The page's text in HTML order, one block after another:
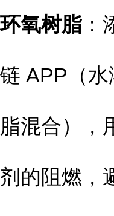
环氧树脂
链 APP（
脂混合），
剂的阻燃，